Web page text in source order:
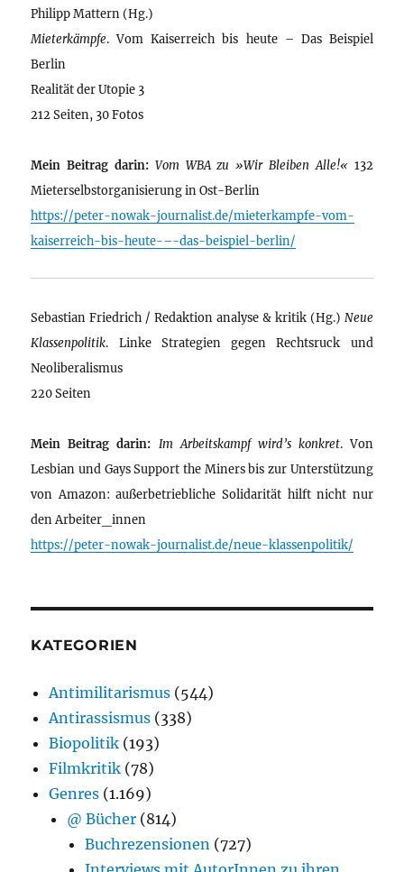
Philipp Mattern (Hg.)
Mieterkämpfe. Vom Kaiserreich bis heute – Das Beispiel
Berlin
Realität der Utopie 3
212 Seiten, 30 Fotos
Mein Beitrag darin: Vom WBA zu »Wir Bleiben Alle!« 132
Mieterselbstorganisierung in Ost-Berlin
https://peter-nowak-journalist.de/mieterkampfe-vom-
kaiserreich-bis-heute-–-das-beispiel-berlin/
Sebastian Friedrich / Redaktion analyse & kritik (Hg.) Neue
Klassenpolitik. Linke Strategien gegen Rechtsruck und
Neoliberalismus
220 Seiten
Mein Beitrag darin: Im Arbeitskampf wird’s konkret. Von
Lesbian und Gays Support the Miners bis zur Unterstützung
von Amazon: außerbetriebliche Solidarität hilft nicht nur
den Arbeiter_innen
https://peter-nowak-journalist.de/neue-klassenpolitik/
KATEGORIEN
Antimilitarismus (544)
Antirassismus (338)
Biopolitik (193)
Filmkritik (78)
Genres (1.169)
@ Bücher (814)
Buchrezensionen (727)